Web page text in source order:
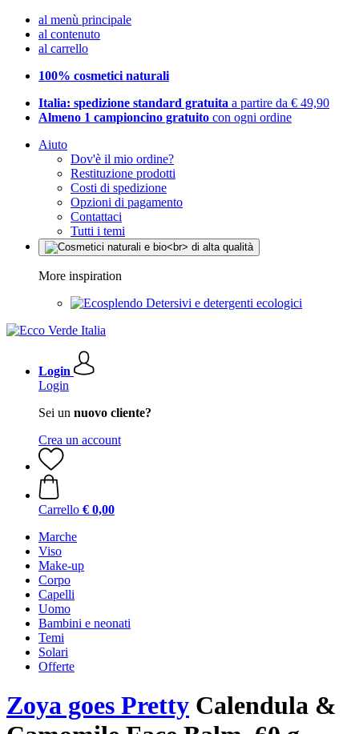
al menù principale
al contenuto
al carrello
100% cosmetici naturali
Italia: spedizione standard gratuita a partire da € 49,90
Almeno 1 campioncino gratuito con ogni ordine
Aiuto
Dov'è il mio ordine?
Restituzione prodotti
Costi di spedizione
Opzioni di pagamento
Contattaci
Tutti i temi
More inspiration
Detersivi e detergenti ecologici
Login
Login
Sei un nuovo cliente?
Crea un account
Carrello € 0,00
Marche
Viso
Make-up
Corpo
Capelli
Uomo
Bambini e neonati
Temi
Solari
Offerte
Zoya goes Pretty Calendula &